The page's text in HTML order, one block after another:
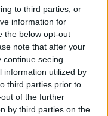
to third parties, or
information for
the below opt-out
note that after your
continue seeing
information utilized by
third parties prior to
of the further
by third parties on the